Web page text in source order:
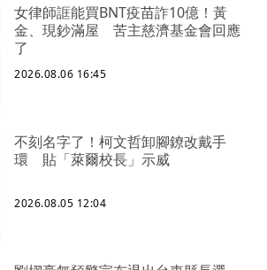
女律師誆能買BNT疫苗詐10億！黃
金、現鈔滿屋 苦主慈濟基金會回應
了
2026.08.06 16:45
不刻名字了！柯文哲卸腳鐐改戴手
環 貼「萊爾校長」示威
2026.08.05 12:04